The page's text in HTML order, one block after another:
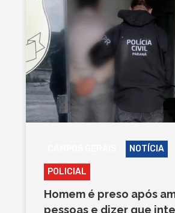
NOTÍCIA
POLICIAL
Homem é preso após
pessoas e dizer que